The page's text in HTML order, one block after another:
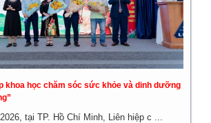
khoa học chăm sóc sức khỏe và dinh dưỡng
tại TP. Hồ Chí Minh, Liên hiệp c ...